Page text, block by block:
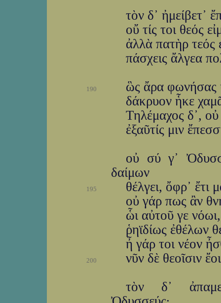
τὸν δ᾽ ἠμείβετ᾽
οὔ τίς τοι θεός
ἀλλὰ πατὴρ τεός
πάσχεις ἄλγεα
190
ὣς ἄρα φωνήσας
δάκρυον ἧκε
Τηλέμαχος δ᾽, οὐ
ἐξαῦτίς μιν
οὐ σύ γ᾽
δαίμων
195
θέλγει, ὄφρ᾽ ἔτι
οὐ γάρ πως ἂν
ὧι αὐτοῦ γε
ῥηϊδίως ἐθέλων
ἦ γάρ τοι νέον
200
νῦν δὲ θεοῖσιν
τὸν δ᾽